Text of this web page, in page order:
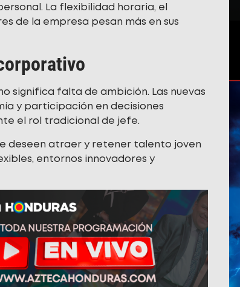
La flexibilidad horaria, el
de la empresa pesan más en sus
significa falta de ambición. Las nuevas
y participación en decisiones
el rol tradicional de jefe.
deseen atraer y retener talento joven
entornos innovadores y